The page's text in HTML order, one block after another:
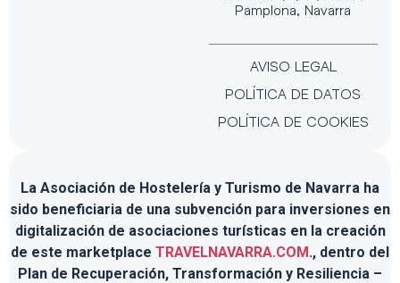
Pamplona, Navarra
AVISO LEGAL
POLÍTICA DE DATOS
POLÍTICA DE COOKIES
La Asociación de Hostelería y Turismo de Navarra ha
sido beneficiaria de una subvención para inversiones en
digitalización de asociaciones turísticas en la creación
de este marketplace TRAVELNAVARRA.COM., dentro del
Plan de Recuperación, Transformación y Resiliencia –